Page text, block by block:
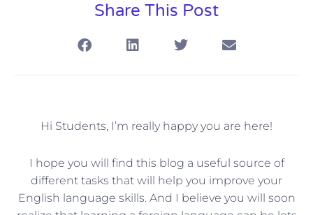
Share This Post
Hi Students, I’m really happy you are here!
I hope you will find this blog a useful source of
different tasks that will help you improve your
English language skills. And I believe you will soon